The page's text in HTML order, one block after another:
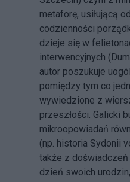
metaforę, usiłującą
codzienności
dzieje się w
interwencyjnych
autor poszukuje
pomiędzy tym co
wywiedzione z
przeszłości. Galicki
mikroopowiadań
(np. historia Sydonii
także z
dzień swoich